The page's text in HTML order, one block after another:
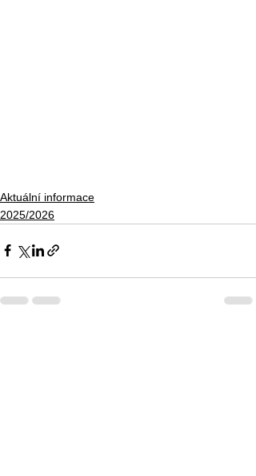
Aktuální informace
2025/2026